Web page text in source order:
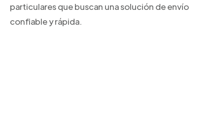
particulares que buscan una solución de envío
confiable y rápida.